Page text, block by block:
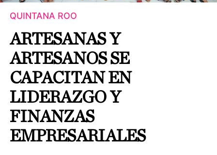
QUINTANA ROO
ARTESANAS Y
ARTESANOS SE
CAPACITAN EN
LIDERAZGO Y
FINANZAS
EMPRESARIALES